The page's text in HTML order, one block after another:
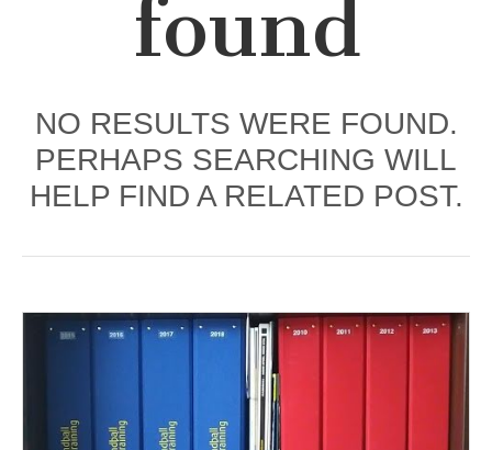
found
NO RESULTS WERE FOUND.
PERHAPS SEARCHING WILL
HELP FIND A RELATED POST.